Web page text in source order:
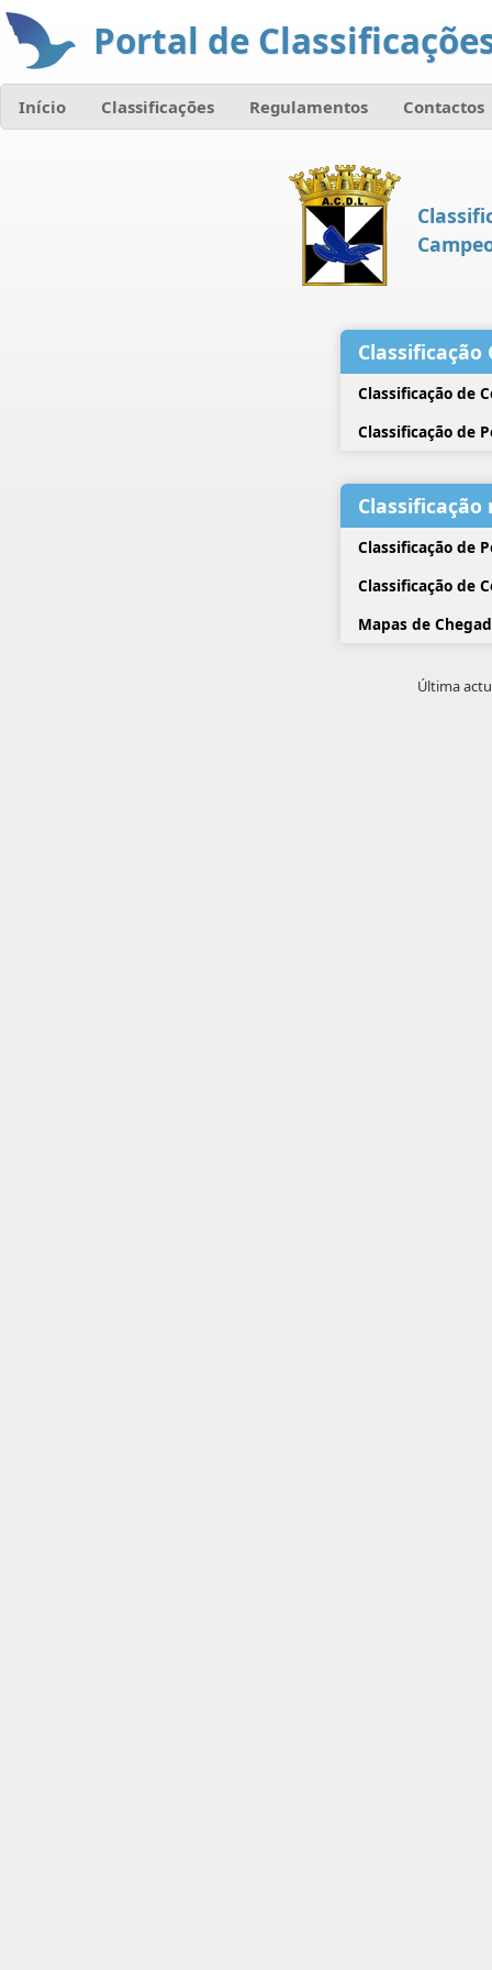
Portal de
Início Classificações Regulamentos Contactos
Classificação
Classificação de
Classificação de
Classificação
Classificação de
Classificação de
Mapas de
Última